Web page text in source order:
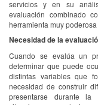
servicios y en su
evaluación combinado
herramienta muy
Necesidad de la
Cuando se evalúa un
determinar que puede
distintas variables que
necesidad de construir
presentarse durante la